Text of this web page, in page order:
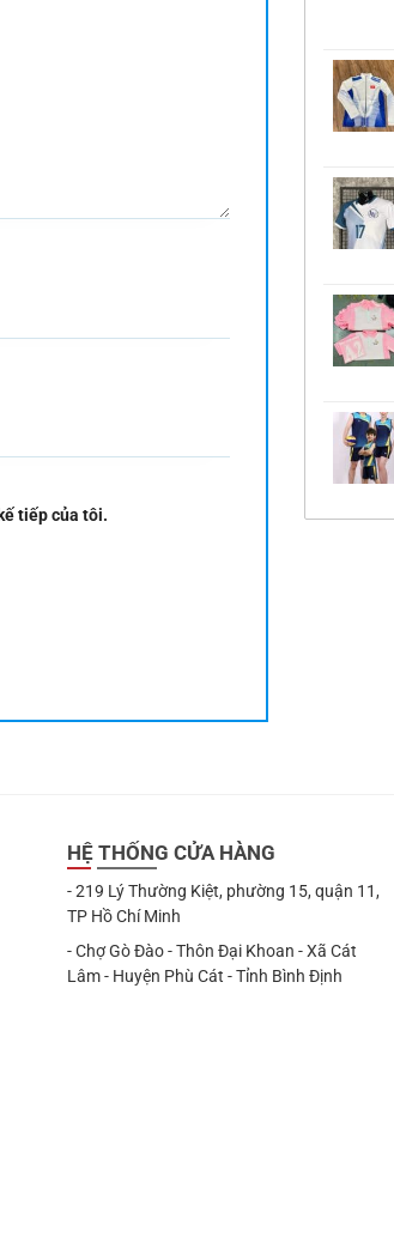
tiếp của tôi.
HỆ THỐNG CỬA HÀNG
- 219 Lý Thường Kiệt, phường 15, quận 11,
TP Hồ Chí Minh
- Chợ Gò Đào - Thôn Đại Khoan - Xã Cát
Lâm - Huyện Phù Cát - Tỉnh Bình Định